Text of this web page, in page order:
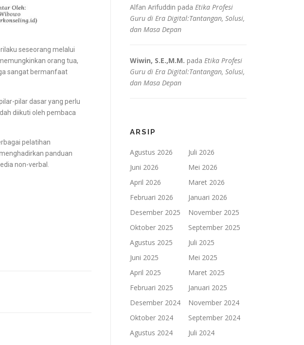
seseorang melalui
orang tua,
sangat bermanfaat
pilar dasar yang perlu
diikuti oleh pembaca
pelatihan
panduan
non-verbal.
Alfan Arifuddin pada Etika Profesi
Guru di Era Digital:Tantangan, Solusi,
dan Masa Depan
Wiwin, S.E.,M.M. pada Etika Profesi
Guru di Era Digital:Tantangan, Solusi,
dan Masa Depan
ARSIP
Agustus 2026
Juli 2026
Juni 2026
Mei 2026
April 2026
Maret 2026
Februari 2026
Januari 2026
Desember 2025
November 2025
Oktober 2025
September 2025
Agustus 2025
Juli 2025
Juni 2025
Mei 2025
April 2025
Maret 2025
Februari 2025
Januari 2025
Desember 2024
November 2024
Oktober 2024
September 2024
Agustus 2024
Juli 2024